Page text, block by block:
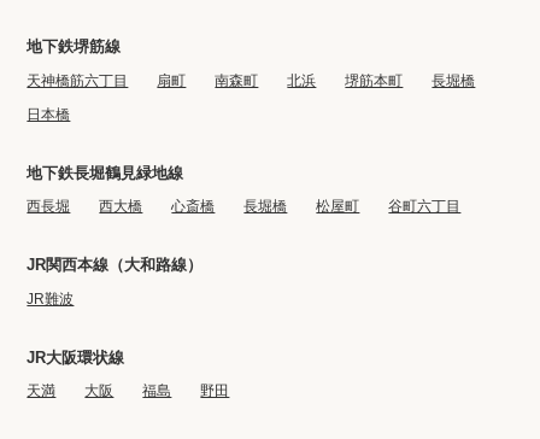
地下鉄堺筋線
天神橋筋六丁目 扇町 南森町 北浜 堺筋本町
長堀橋
日本橋
地下鉄長堀鶴見緑地線
西長堀 西大橋 心斎橋 長堀橋 松屋町 谷町六丁目
JR関西本線（大和路線）
JR難波
JR大阪環状線
天満 大阪 福島 野田